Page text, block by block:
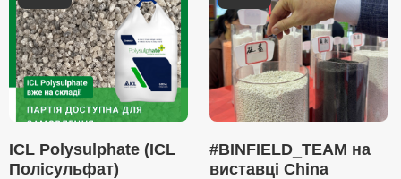
ICL Polysulphate (ICL
Полісульфат)
#BINFIELD_TEAM на
виставці China